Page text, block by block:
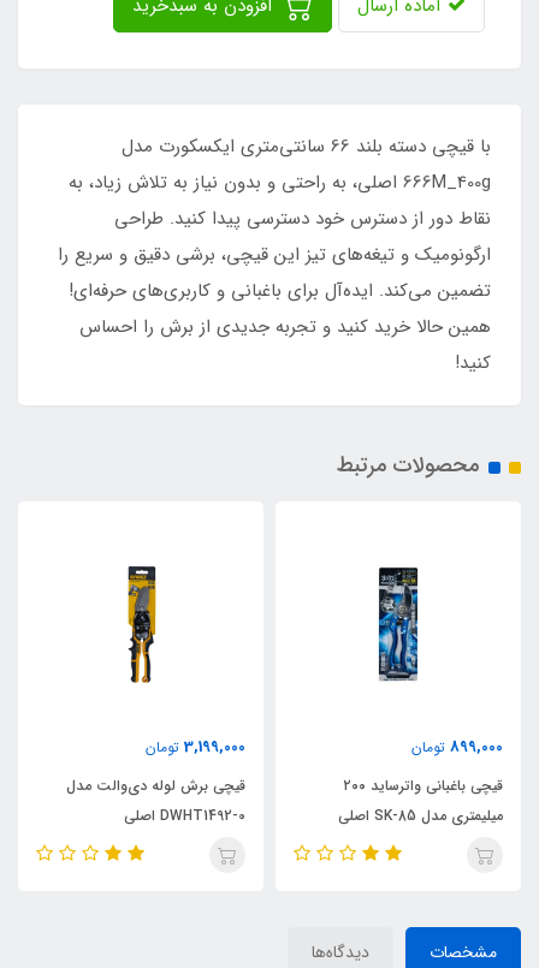
آماده ارسال
با قیچی دسته بلند 66 سانتی‌متری ایکسکورت مدل
666M_400g اصلی، به راحتی و بدون نیاز به تلاش زیاد، به
نقاط دور از دسترس خود دسترسی پیدا کنید. طراحی
ارگونومیک و تیغه‌های تیز این قیچی، برشی دقیق و سریع را
تضمین می‌کند. ایده‌آل برای باغبانی و کاربری‌های حرفه‌ای!
همین حالا خرید کنید و تجربه جدیدی از برش را احساس
کنید!
محصولات مرتبط
899,000 تومان
قیچی باغبانی واترساید ۲۰۰
میلیمتری مدل SK-85 اصلی
3,199,000 تومان
قیچی برش لوله دی‌والت مدل
DWHT1492-0 اصلی
مشخصات دیدگاه‌ها